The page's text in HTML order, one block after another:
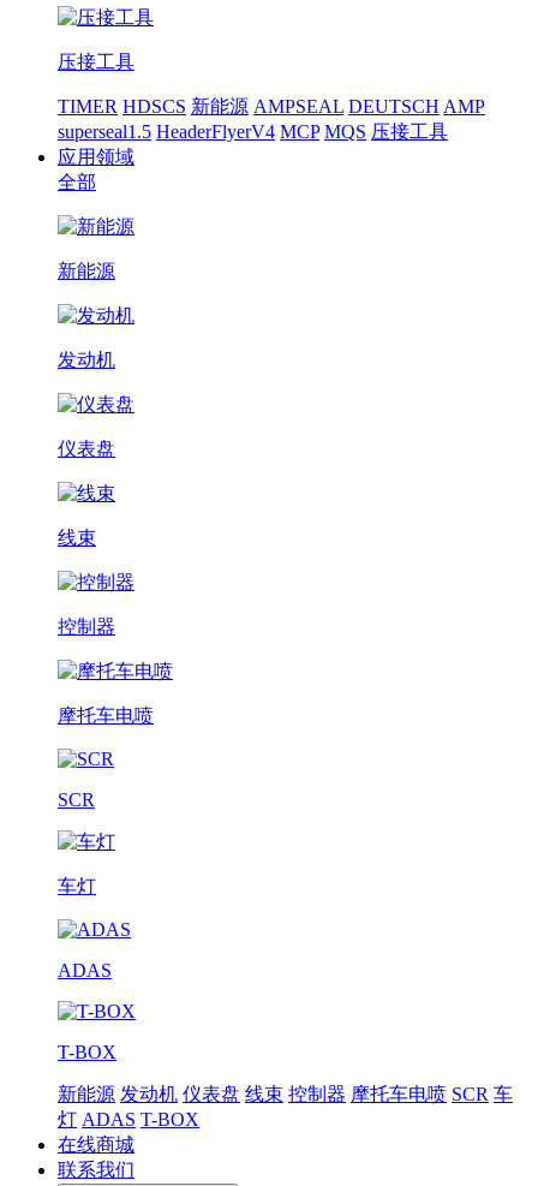
压接工具
TIMER HDSCS 新能源 AMPSEAL DEUTSCH AMP
superseal1.5 HeaderFlyerV4 MCP MQS 压接工具
应用领域
全部
新能源
发动机
仪表盘
线束
控制器
摩托车电喷
SCR
车灯
ADAS
T-BOX
新能源 发动机 仪表盘 线束 控制器 摩托车电喷 SCR 车
灯 ADAS T-BOX
在线商城
联系我们